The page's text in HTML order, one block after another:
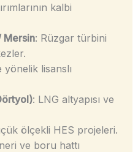
kalbi
Mersin: Rüzgar türbini
lisanslı
: LNG altyapısı ve
ölçekli HES projeleri.
ve boru hattı